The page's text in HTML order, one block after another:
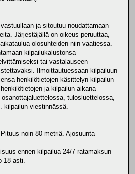
ja sitoutuu noudattamaan
Järjestäjällä on oikeus peruuttaa,
olosuhteiden niin vaatiessa.
kilpailukalustonsa
tai vastalauseen
Ilmoittautuessaan kilpailuun
henkilötietojen käsittelyn kilpailun
ja kilpailun aikana
tulosluettelossa,
kilpailun viestinnässä.
noin 80 metriä. Ajosuunta
ennen kilpailua 24/7 ratamaksun
18 asti.